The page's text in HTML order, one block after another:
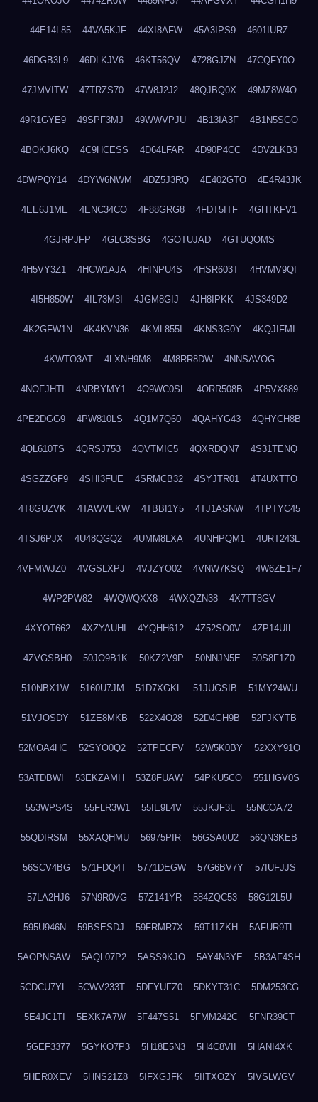
44E14L85 44VA5KJF 44XI8AFW 45A3IPS9 4601IURZ
46DGB3L9 46DLKJV6 46KT56QV 4728GJZN 47CQFY0O
47JMVITW 47TRZS70 47W8J2J2 48QJBQ0X 49MZ8W4O
49R1GYE9 49SPF3MJ 49WWVPJU 4B13IA3F 4B1N5SGO
4BOKJ6KQ 4C9HCESS 4D64LFAR 4D90P4CC 4DV2LKB3
4DWPQY14 4DYW6NWM 4DZ5J3RQ 4E402GTO 4E4R43JK
4EE6J1ME 4ENC34CO 4F88GRG8 4FDT5ITF 4GHTKFV1
4GJRPJFP 4GLC8SBG 4GOTUJAD 4GTUQOMS
4H5VY3Z1 4HCW1AJA 4HINPU4S 4HSR603T 4HVMV9QI
4I5H850W 4IL73M3I 4JGM8GIJ 4JH8IPKK 4JS349D2
4K2GFW1N 4K4KVN36 4KML855I 4KNS3G0Y 4KQJIFMI
4KWTO3AT 4LXNH9M8 4M8RR8DW 4NNSAVOG
4NOFJHTI 4NRBYMY1 4O9WC0SL 4ORR508B 4P5VX889
4PE2DGG9 4PW810LS 4Q1M7Q60 4QAHYG43 4QHYCH8B
4QL610TS 4QRSJ753 4QVTMIC5 4QXRDQN7 4S31TENQ
4SGZZGF9 4SHI3FUE 4SRMCB32 4SYJTR01 4T4UXTTO
4T8GUZVK 4TAWVEKW 4TBBI1Y5 4TJ1ASNW 4TPTYC45
4TSJ6PJX 4U48QGQ2 4UMM8LXA 4UNHPQM1 4URT243L
4VFMWJZ0 4VGSLXPJ 4VJZYO02 4VNW7KSQ 4W6ZE1F7
4WP2PW82 4WQWQXX8 4WXQZN38 4X7TT8GV
4XYOT662 4XZYAUHI 4YQHH612 4Z52SO0V 4ZP14UIL
4ZVGSBH0 50JO9B1K 50KZ2V9P 50NNJN5E 50S8F1Z0
510NBX1W 5160U7JM 51D7XGKL 51JUGSIB 51MY24WU
51VJOSDY 51ZE8MKB 522X4O28 52D4GH9B 52FJKYTB
52MOA4HC 52SYO0Q2 52TPECFV 52W5K0BY 52XXY91Q
53ATDBWI 53EKZAMH 53Z8FUAW 54PKU5CO 551HGV0S
553WPS4S 55FLR3W1 55IE9L4V 55JKJF3L 55NCOA72
55QDIRSM 55XAQHMU 56975PIR 56GSA0U2 56QN3KEB
56SCV4BG 571FDQ4T 5771DEGW 57G6BV7Y 57IUFJJS
57LA2HJ6 57N9R0VG 57Z141YR 584ZQC53 58G12L5U
595U946N 59BSESDJ 59FRMR7X 59T11ZKH 5AFUR9TL
5AOPNSAW 5AQL07P2 5ASS9KJO 5AY4N3YE 5B3AF4SH
5CDCU7YL 5CWV233T 5DFYUFZ0 5DKYT31C 5DM253CG
5E4JC1TI 5EXK7A7W 5F447S51 5FMM242C 5FNR39CT
5GEF3377 5GYKO7P3 5H18E5N3 5H4C8VII 5HANI4XK
5HER0XEV 5HNS21Z8 5IFXGJFK 5IITXOZY 5IVSLWGV